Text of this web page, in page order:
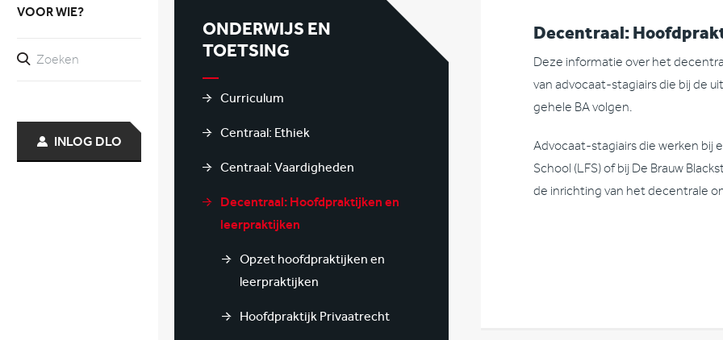
VOOR WIE?
INLOG DLO
ONDERWIJS EN
TOETSING
Curriculum
Centraal: Ethiek
Centraal: Vaardigheden
Decentraal: Hoofdpraktijken en
leerpraktijken
Opzet hoofdpraktijken en
leerpraktijken
Hoofdpraktijk Privaatrecht
Decentraal:
Deze informatie over het
van advocaat-stagiairs die bij de
gehele BA volgen.
Advocaat-stagiairs die werken bij
School (LFS) of bij De Brauw
de inrichting van het decentrale